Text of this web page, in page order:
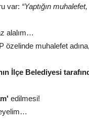
var: “Yaptığın
alalım…
özelinde muhalefet
İlçe Belediyesi
edilmesi!